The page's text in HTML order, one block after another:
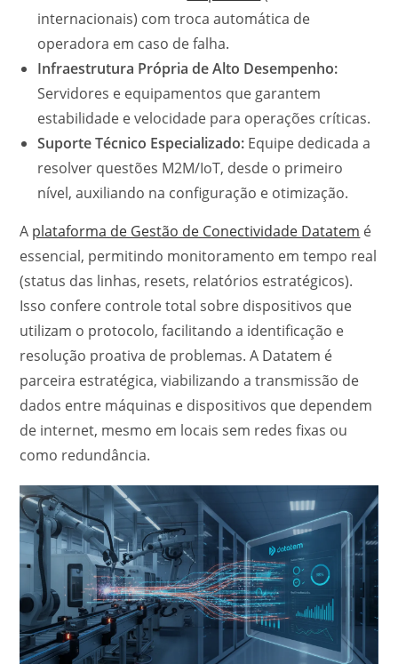
internacionais) com troca automática de
operadora em caso de falha.
Infraestrutura Própria de Alto Desempenho:
Servidores e equipamentos que garantem
estabilidade e velocidade para operações críticas.
Suporte Técnico Especializado: Equipe dedicada a
resolver questões M2M/IoT, desde o primeiro
nível, auxiliando na configuração e otimização.
A plataforma de Gestão de Conectividade Datatem é
essencial, permitindo monitoramento em tempo real
(status das linhas, resets, relatórios estratégicos).
Isso confere controle total sobre dispositivos que
utilizam o protocolo, facilitando a identificação e
resolução proativa de problemas. A Datatem é
parceira estratégica, viabilizando a transmissão de
dados entre máquinas e dispositivos que dependem
de internet, mesmo em locais sem redes fixas ou
como redundância.